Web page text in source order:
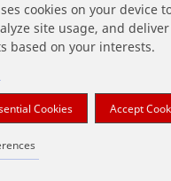
cookies on your device
site usage, and deliver
based on your interests.
Cookies Accept